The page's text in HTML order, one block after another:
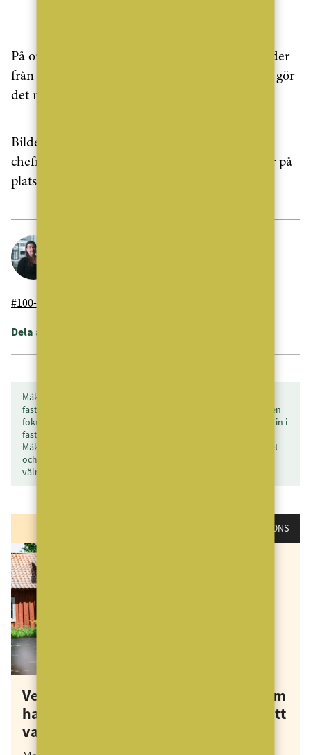
På onsdagen släppte Mäklarsamfundet sina bilder
från kalaset, och den som vill leta efter sig själv gör
det med fördel
Bilderna här är tagna av Mäklarvärldens tf
chefredaktör Jonas Bergholm som självklart var på
plats.
#100-årsjubileum
Dela artikeln
MäklarVärlden är en branschneutral tidning för Sveriges
fastighetsmäklare och leverantörerna till dessa. MäklarVärlden
fokuserar även på alla som har en studieinriktning som leder in i
fastighetsmäklarbranschen. Total upplaga: mer än 8 600 ex.
MäklarVärlden granskar mäklarföretagens strategi, lönsamhet
och kundnytta. MäklarVärlden utkommer årligen med sex
välmatade nummer.
ANNONS
Vet du vilken mäklarbyrå i Sverige som
har funnits allra längst? I 145 år för att
vara exakt…